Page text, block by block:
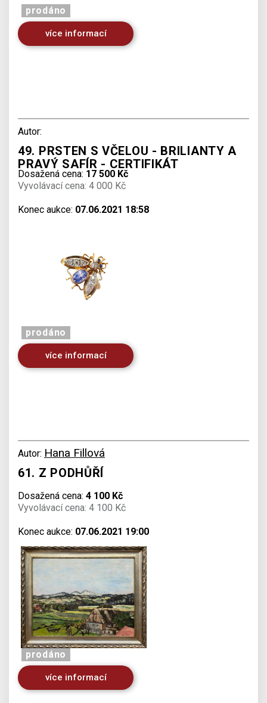
prodáno
více informací
Autor:
49. PRSTEN S VČELOU - BRILIANTY A
PRAVÝ SAFÍR - CERTIFIKÁT
Dosažená cena: 17 500 Kč
Vyvolávací cena: 4 000 Kč
Konec aukce: 07.06.2021 18:58
prodáno
více informací
Autor: Hana Fillová
61. Z PODHŮŘÍ
Dosažená cena: 4 100 Kč
Vyvolávací cena: 4 100 Kč
Konec aukce: 07.06.2021 19:00
prodáno
více informací